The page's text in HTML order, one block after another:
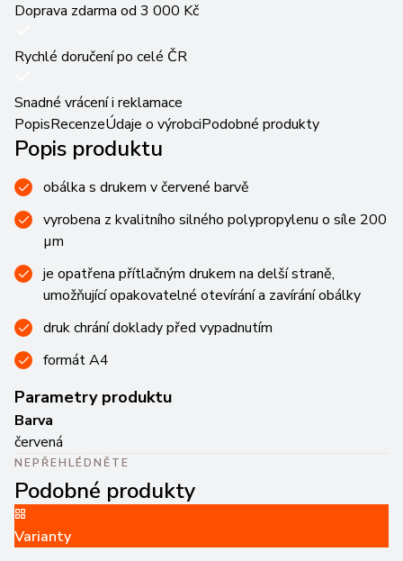
Doprava zdarma od 3 000 Kč
Rychlé doručení po celé ČR
Snadné vrácení i reklamace
PopisRecenzeÚdaje o výrobciPodobné produkty
Popis produktu
obálka s drukem v červené barvě
vyrobena z kvalitního silného polypropylenu o síle 200
µm
je opatřena přítlačným drukem na delší straně,
umožňující opakovatelné otevírání a zavírání obálky
druk chrání doklady před vypadnutím
formát A4
Parametry produktu
Barva
červená
NEPŘEHLÉDNĚTE
Podobné produkty
Varianty